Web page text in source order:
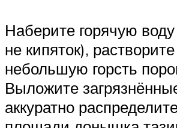
Наберите горячую
не кипяток),
небольшую горсть
Выложите
аккуратно